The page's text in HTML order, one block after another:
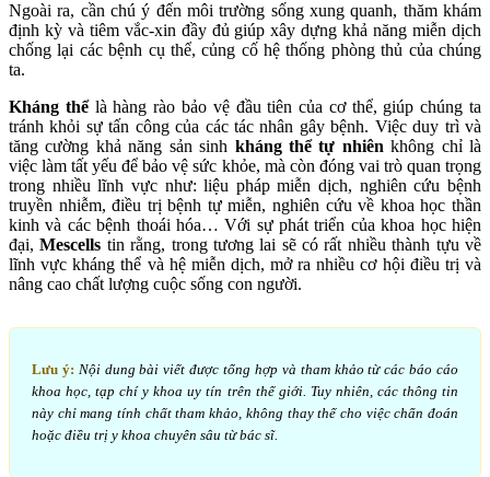
Ngoài ra, cần chú ý đến môi trường sống xung quanh, thăm khám
định kỳ và tiêm vắc-xin đầy đủ giúp xây dựng khả năng miễn dịch
chống lại các bệnh cụ thể, củng cố hệ thống phòng thủ của chúng
ta.
Kháng thểlà hàng rào bảo vệ đầu tiên của cơ thể, giúp chúng ta
tránh khỏi sự tấn công của các tác nhân gây bệnh. Việc duy trì và
tăng cường khả năng sản sinh kháng thể tự nhiên không chỉ là
việc làm tất yếu để bảo vệ sức khỏe, mà còn đóng vai trò quan trọng
trong nhiều lĩnh vực như: liệu pháp miễn dịch, nghiên cứu bệnh
truyền nhiễm, điều trị bệnh tự miễn, nghiên cứu về khoa học thần
kinh và các bệnh thoái hóa… Với sự phát triển của khoa học hiện
đại,Mescells tin rằng, trong tương lai sẽ có rất nhiều thành tựu về
lĩnh vực kháng thể và hệ miễn dịch, mở ra nhiều cơ hội điều trị và
nâng cao chất lượng cuộc sống con người.
Lưu ý: Nội dung bài viết được tổng hợp và tham khảo từ các báo cáo
khoa học, tạp chí y khoa uy tín trên thế giới. Tuy nhiên, các thông tin
này chỉ mang tính chất tham khảo, không thay thế cho việc chẩn đoán
hoặc điều trị y khoa chuyên sâu từ bác sĩ.